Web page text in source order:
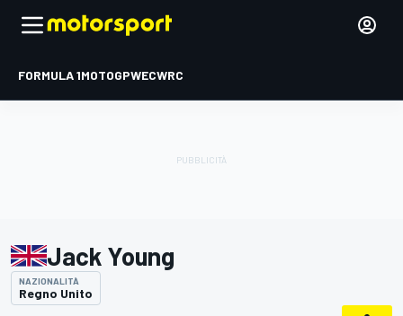
FORMULA 1MOTOGPWECWRC
Jack Young
NAZIONALITÀ
Regno Unito